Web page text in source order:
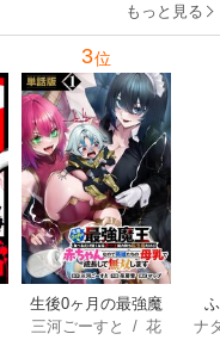
もっと見る
3位
生後0ヶ月の最強魔
王 食べるだけ強
三河ごーすと /花
ナ